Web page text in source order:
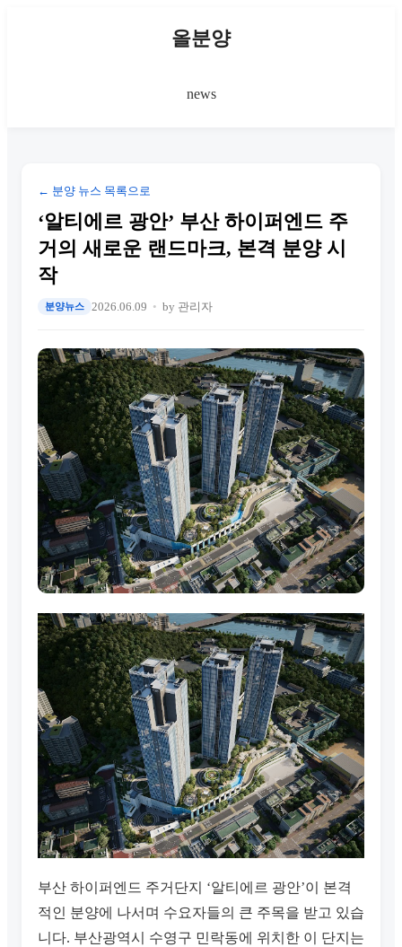
올분양
news
← 분양 뉴스 목록으로
‘알티에르 광안’ 부산 하이퍼엔드 주
거의 새로운 랜드마크, 본격 분양 시
작
분양뉴스 2026.06.09 by 관리자
부산 하이퍼엔드 주거단지 ‘알티에르 광안’이 본격
적인 분양에 나서며 수요자들의 큰 주목을 받고 있습
니다. 부산광역시 수영구 민락동에 위치한 이 단지는